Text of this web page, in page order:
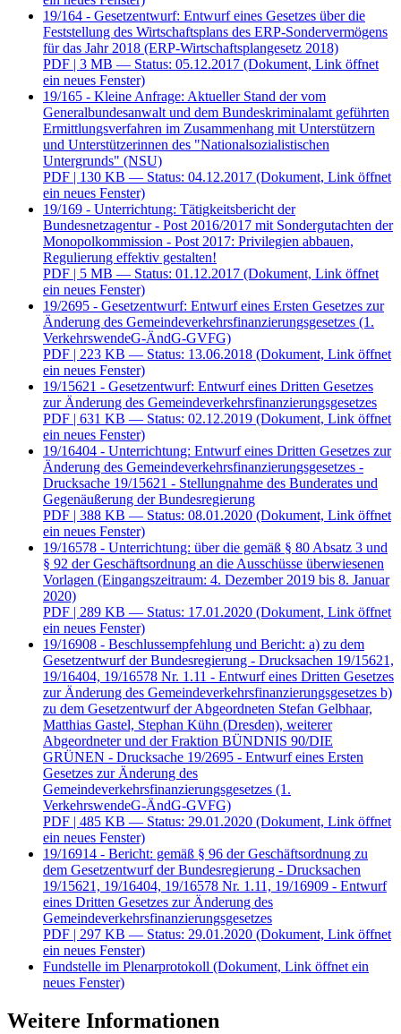
PDF| 3 MB — Status: 05.12.2017
ein neues Fenster)
19/165 - Kleine Anfrage: Aktueller Stand der vom
Generalbundesanwalt und dem Bundeskriminalamt geführten
Ermittlungsverfahren im Zusammenhang mit Unterstützern
und Unterstützerinnen des "Nationalsozialistischen
Untergrunds" (NSU)
PDF| 130 KB — Status: 04.12.2017 (Dokument, Link öffnet
ein neues Fenster)
19/169 - Unterrichtung: Tätigkeitsbericht der
Bundesnetzagentur - Post 2016/2017 mit Sondergutachten der
Monopolkommission - Post 2017: Privilegien abbauen,
Regulierung effektiv gestalten!
PDF| 5 MB — Status: 01.12.2017 (Dokument, Link öffnet
ein neues Fenster)
19/2695 - Gesetzentwurf: Entwurf eines Ersten Gesetzes zur
Änderung des Gemeindeverkehrsfinanzierungsgesetzes (1.
VerkehrswendeG-ÄndG-GVFG)
PDF| 223 KB — Status: 13.06.2018
ein neues Fenster)
19/15621 - Gesetzentwurf: Entwurf eines Dritten Gesetzes
zur Änderung des Gemeindeverkehrsfinanzierungsgesetzes
PDF| 631 KB — Status: 02.12.2019 (Dokument, Link öffnet
ein neues Fenster)
19/16404 - Unterrichtung: Entwurf eines Dritten Gesetzes zur
Änderung des Gemeindeverkehrsfinanzierungsgesetzes -
Drucksache 19/15621 - Stellungnahme des Bunderates und
Gegenäußerung der Bundesregierung
PDF| 388 KB — Status: 08.01.2020 (Dokument, Link öffnet
ein neues Fenster)
19/16578 - Unterrichtung: über die gemäß § 80 Absatz 3 und
§ 92 der Geschäftsordnung an die Ausschüsse überwiesenen
Vorlagen (Eingangszeitraum: 4. Dezember 2019 bis 8. Januar
2020)
PDF| 289 KB — Status: 17.01.2020 (Dokument, Link öffnet
ein neues Fenster)
19/16908 - Beschlussempfehlung und Bericht: a) zu dem
Gesetzentwurf der Bundesregierung - Drucksachen 19/15621,
19/16404, 19/16578 Nr. 1.11 - Entwurf eines Dritten Gesetzes
zur Änderung des Gemeindeverkehrsfinanzierungsgesetzes b)
zu dem Gesetzentwurf der Abgeordneten Stefan Gelbhaar,
Matthias Gastel, Stephan Kühn (Dresden), weiterer
Abgeordneter und der Fraktion BÜNDNIS 90/DIE
GRÜNEN - Drucksache 19/2695 - Entwurf eines Ersten
Gesetzes zur Änderung des
Gemeindeverkehrsfinanzierungsgesetzes (1.
VerkehrswendeG-ÄndG-GVFG)
PDF| 485 KB — Status: 29.01.2020 (Dokument, Link öffnet
ein neues Fenster)
19/16914 - Bericht: gemäß § 96 der Geschäftsordnung zu
dem Gesetzentwurf der Bundesregierung - Drucksachen
19/15621, 19/16404, 19/16578 Nr. 1.11, 19/16909 - Entwurf
eines Dritten Gesetzes zur Änderung des
Gemeindeverkehrsfinanzierungsgesetzes
PDF| 297 KB — Status: 29.01.2020 (Dokument, Link öffnet
ein neues Fenster)
Fundstelle im Plenarprotokoll(Dokument, Link öffnet ein
neues Fenster)
Weitere Informationen
Fenster)